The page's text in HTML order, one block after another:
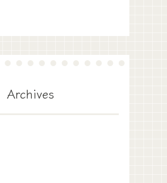
Archives